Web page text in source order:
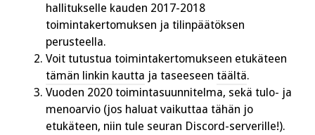
hallitukselle kauden 2017-2018
toimintakertomuksen ja tilinpäätöksen
perusteella.
Voit tutustua toimintakertomukseen etukäteen
tämän linkin kautta ja taseeseen täältä.
Vuoden 2020 toimintasuunnitelma, sekä tulo- ja
menoarvio (jos haluat vaikuttaa tähän jo
etukäteen, niin tule seuran Discord-serverille!).